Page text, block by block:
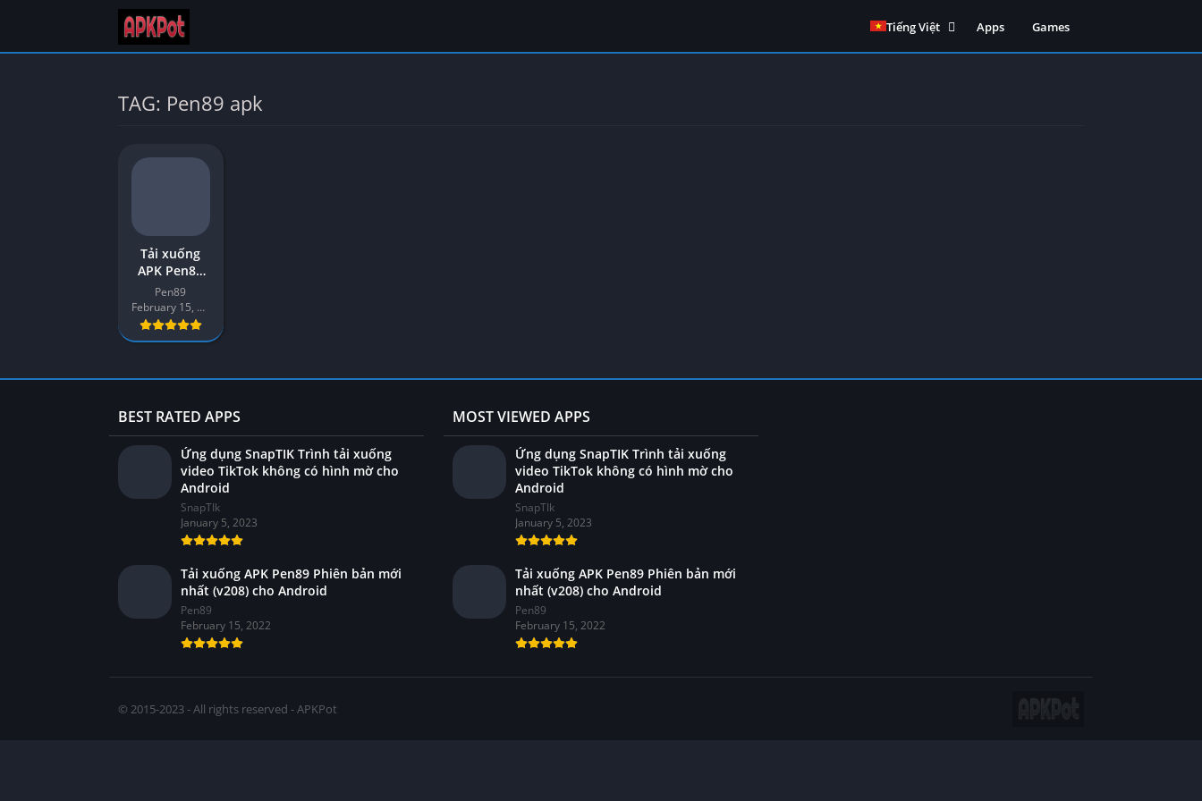
Tiếng Việt
English
Apps Games
TAG: Pen89 apk
Tải xuống
APK Pen89
Phiên bản
mới nhất
(v208) cho
Android
Pen89
February 15, 2022
BEST RATED APPS
Ứng dụng SnapTIK Trình tải xuống
video TikTok không có hình mờ cho
Android
SnapTIk
January 5, 2023
Tải xuống APK Pen89 Phiên bản mới
nhất (v208) cho Android
Pen89
February 15, 2022
MOST VIEWED APPS
Ứng dụng SnapTIK Trình tải xuống
video TikTok không có hình mờ cho
Android
SnapTIk
January 5, 2023
Tải xuống APK Pen89 Phiên bản mới
nhất (v208) cho Android
Pen89
February 15, 2022
© 2015-2023 - All rights reserved - APKPot